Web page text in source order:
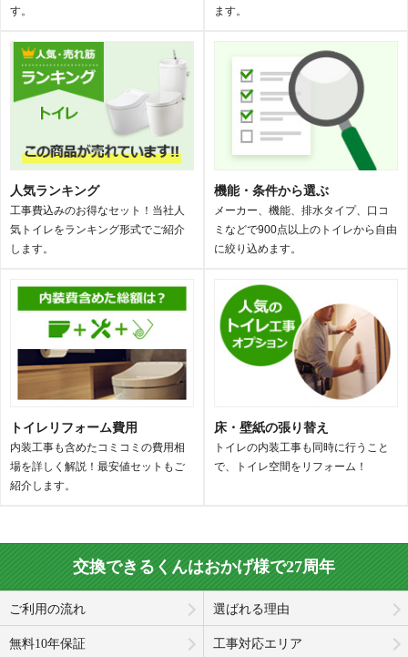
す。
ます。
人気ランキング
工事費込みのお得なセット！当社人
気トイレをランキング形式でご紹介
します。
機能・条件から選ぶ
メーカー、機能、排水タイプ、口コ
ミなどで900点以上のトイレから自由
に絞り込めます。
トイレリフォーム費用
内装工事も含めたコミコミの費用相
場を詳しく解説！最安値セットもご
紹介します。
床・壁紙の張り替え
トイレの内装工事も同時に行うこと
で、トイレ空間をリフォーム！
交換できるくんはおかげ様で27周年
ご利用の流れ 選ばれる理由
無料10年保証 工事対応エリア